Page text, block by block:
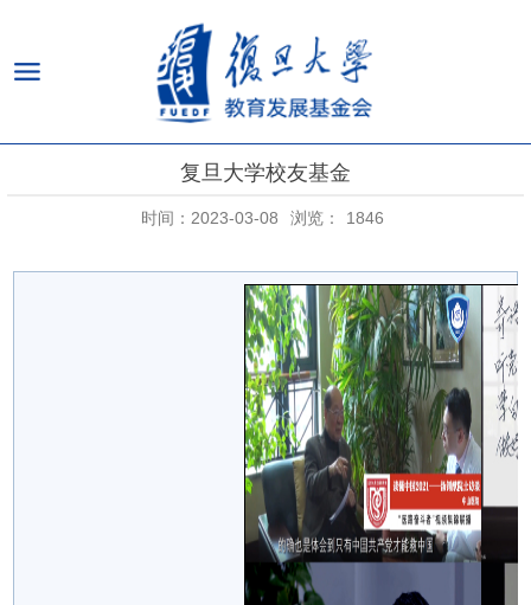
复旦大学校友基金
时间：2023-03-08 浏览： 1846